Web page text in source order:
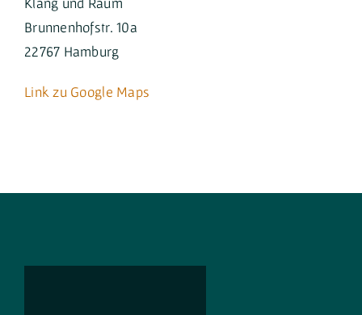
Brunnenhofstr. 10a
22767 Hamburg
Link zu Google Maps